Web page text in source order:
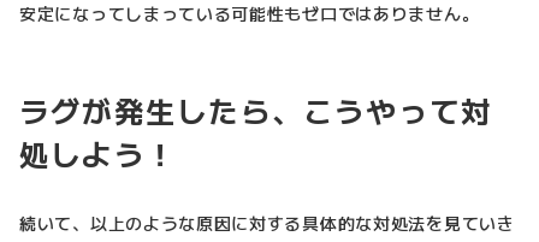
安定になってしまっている可能性もゼロではありません。
ラグが発生したら、こうやって対
処しよう！
続いて、以上のような原因に対する具体的な対処法を見ていき